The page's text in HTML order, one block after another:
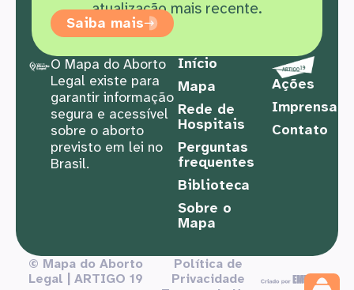
atualização mais recente.
Saiba mais
O Mapa do Aborto
Legal existe para
garantir informação
segura e acessível
sobre o aborto
previsto em lei no
Brasil.
Início
Mapa
Rede de
Hospitais
Perguntas
frequentes
Biblioteca
Sobre o
Mapa
Ações
Imprensa
Contato
© Mapa do Aborto
Legal | ARTIGO 19
Política de
Privacidade